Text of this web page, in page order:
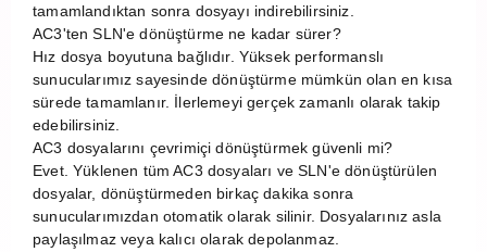
tamamlandıktan sonra dosyayı indirebilirsiniz.
AC3'ten SLN'e dönüştürme ne kadar sürer?
Hız dosya boyutuna bağlıdır. Yüksek performanslı
sunucularımız sayesinde dönüştürme mümkün olan en kısa
sürede tamamlanır. İlerlemeyi gerçek zamanlı olarak takip
edebilirsiniz.
AC3 dosyalarını çevrimiçi dönüştürmek güvenli mi?
Evet. Yüklenen tüm AC3 dosyaları ve SLN'e dönüştürülen
dosyalar, dönüştürmeden birkaç dakika sonra
sunucularımızdan otomatik olarak silinir. Dosyalarınız asla
paylaşılmaz veya kalıcı olarak depolanmaz.